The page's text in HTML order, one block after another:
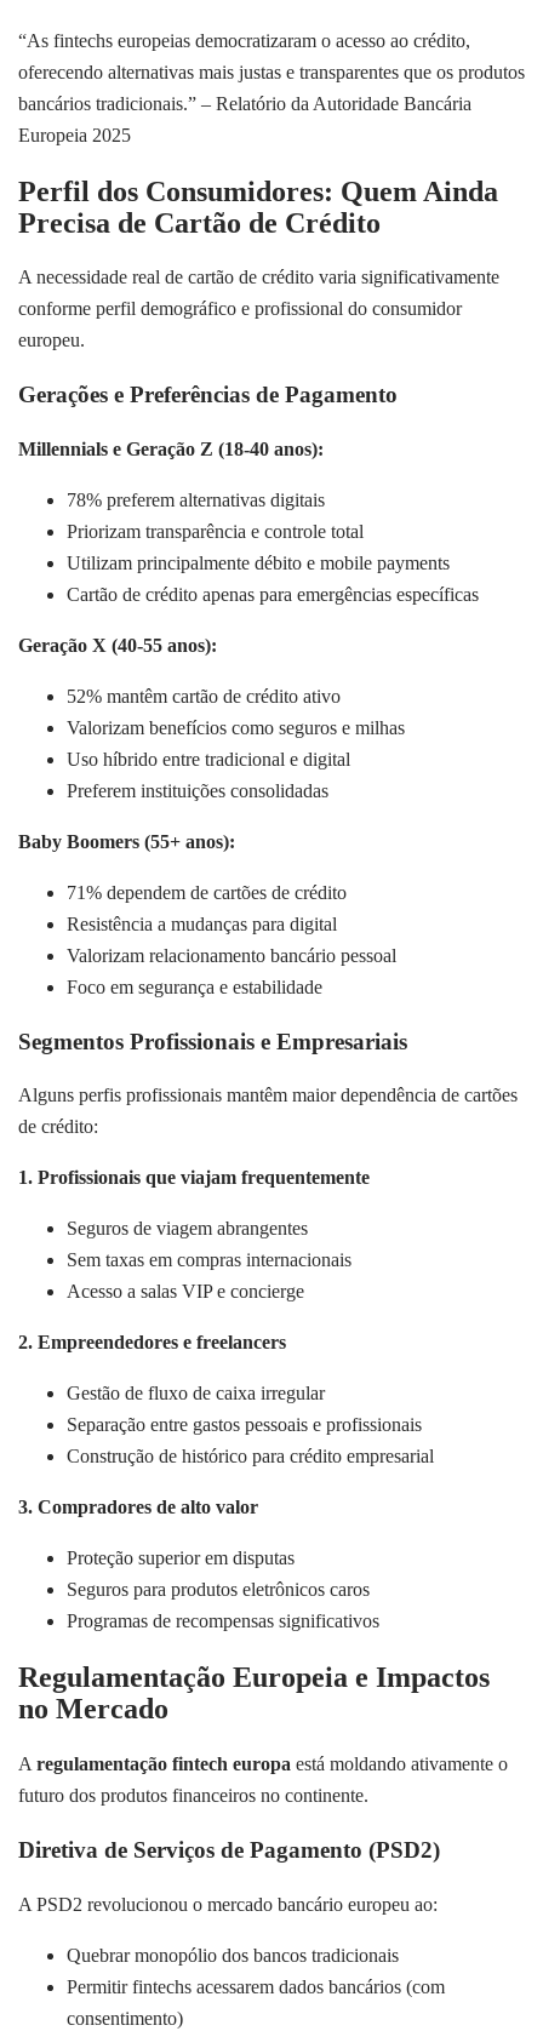
“As fintechs europeias democratizaram o acesso ao crédito,
oferecendo alternativas mais justas e transparentes que os produtos
bancários tradicionais.” – Relatório da Autoridade Bancária
Europeia 2025
Perfil dos Consumidores: Quem Ainda
Precisa de Cartão de Crédito
A necessidade real de cartão de crédito varia significativamente
conforme perfil demográfico e profissional do consumidor
europeu.
Gerações e Preferências de Pagamento
Millennials e Geração Z (18-40 anos):
78% preferem alternativas digitais
Priorizam transparência e controle total
Utilizam principalmente débito e mobile payments
Cartão de crédito apenas para emergências específicas
Geração X (40-55 anos):
52% mantêm cartão de crédito ativo
Valorizam benefícios como seguros e milhas
Uso híbrido entre tradicional e digital
Preferem instituições consolidadas
Baby Boomers (55+ anos):
71% dependem de cartões de crédito
Resistência a mudanças para digital
Valorizam relacionamento bancário pessoal
Foco em segurança e estabilidade
Segmentos Profissionais e Empresariais
Alguns perfis profissionais mantêm maior dependência de cartões
de crédito:
1. Profissionais que viajam frequentemente
Seguros de viagem abrangentes
Sem taxas em compras internacionais
Acesso a salas VIP e concierge
2. Empreendedores e freelancers
Gestão de fluxo de caixa irregular
Separação entre gastos pessoais e profissionais
Construção de histórico para crédito empresarial
3. Compradores de alto valor
Proteção superior em disputas
Seguros para produtos eletrônicos caros
Programas de recompensas significativos
Regulamentação Europeia e Impactos
no Mercado
A regulamentação fintech europa está moldando ativamente o
futuro dos produtos financeiros no continente.
Diretiva de Serviços de Pagamento (PSD2)
A PSD2 revolucionou o mercado bancário europeu ao:
Quebrar monopólio dos bancos tradicionais
Permitir fintechs acessarem dados bancários (com
consentimento)